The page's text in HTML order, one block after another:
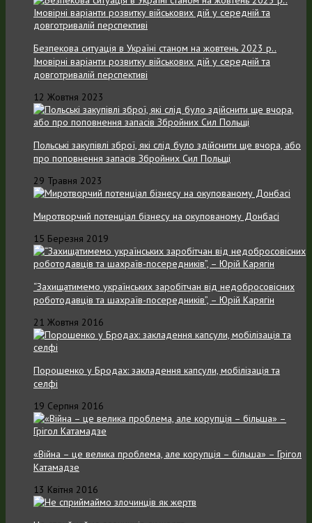
Безпекова ситуація в Україні станом на жовтень 2023 р..
Імовірні варіанти розвитку військових дій у середній та
довготривалій перспективі
12 Жовтня 2023
Польські закупівлі зброї, які слід було здійснити ще вчора, або
про поповнення запасів Збройних Cил Польщі
29 Травня 2023
Миротворчий потенціал бізнесу на окупованому Донбасі
15 Березня 2019
“Захищатимемо українських заробітчан від недобросовісних
роботодавців та шахраїв-посередників”, – Юрій Карягін
21 Жовтня 2016
Порошенко у Бродах: закладення капсули, мобілізація та
селфі
19 Серпня 2016
«Війна – це велика проблема, але корупція – більша» – Грігол
Катамадзе
13 Квітня 2016